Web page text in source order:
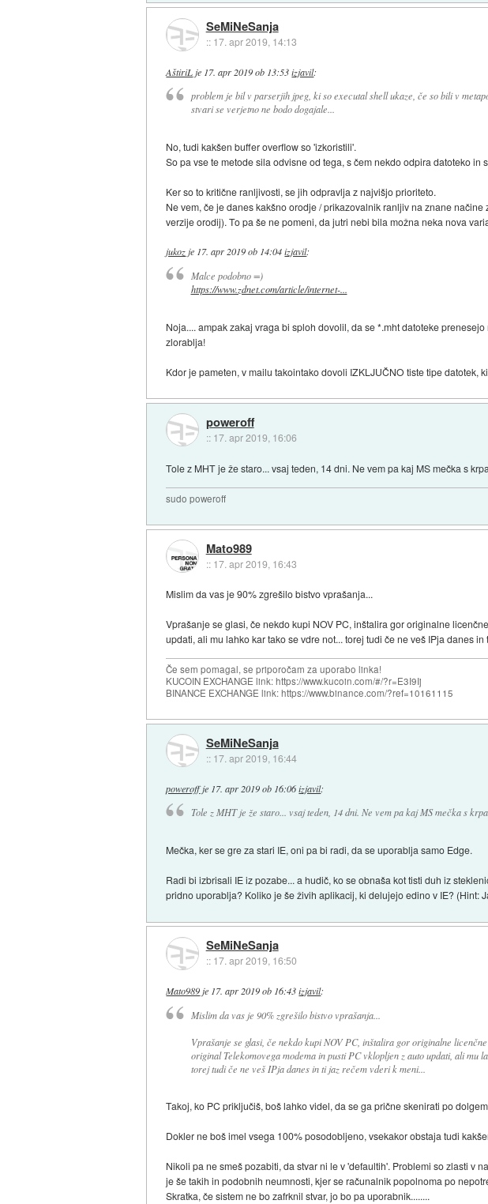
SeMiNeSanja
:: 17. apr 2019, 14:13
AštiriL je 17. apr 2019 ob 13:53 izjavil:
problem je bil v parserjih jpeg, ki so executal shell ukaze, če so bili v
stvari se verjetno ne bodo dogajale...
No, tudi kakšen buffer overflow so 'izkoristili'.
So pa vse te metode sila odvisne od tega, s čem nekdo odpira datoteko in
Ker so to kritične ranljivosti, se jih odpravlja z najvišjo prioriteto.
Ne vem, če je danes kakšno orodje / prikazovalnik ranljiv na znane
verzije orodij). To pa še ne pomeni, da jutri nebi bila možna neka nova
jukozje 17. apr 2019 ob 14:04 izjavil:
Malce podobno =)
https://www.zdnet.com/article/internet-...
Noja.... ampak zakaj vraga bi sploh dovolil, da se *.mht datoteke
zlorablja!
Kdor je pameten, v mailu takointako dovoli IZKLJUČNO tiste tipe
poweroff
:: 17. apr 2019, 16:06
Tole z MHT je že staro... vsaj teden, 14 dni. Ne vem pa kaj MS mečka s
sudo poweroff
Mato989
:: 17. apr 2019, 16:43
Mislim da vas je 90% zgrešilo bistvo vprašanja...
Vprašanje se glasi, če nekdo kupi NOV PC, inštalira gor originalne
updati, ali mu lahko kar tako se vdre not... torej tudi če ne veš IPja danes in
Če sem pomagal, se priporočam za uporabo linka!
KUCOIN EXCHANGE link: https://www.kucoin.com/#/?r=E3I9Ij
BINANCE EXCHANGE link: https://www.binance.com/?ref=10161115
SeMiNeSanja
:: 17. apr 2019, 16:44
poweroffje 17. apr 2019 ob 16:06 izjavil:
Tole z MHT je že staro... vsaj teden, 14 dni. Ne vem pa kaj MS mečka s
Mečka, ker se gre za stari IE, oni pa bi radi, da se uporablja samo Edge.
Radi bi izbrisali IE iz pozabe... a hudič, ko se obnaša kot tisti duh iz
pridno uporablja? Koliko je še živih aplikacij, ki delujejo edino v IE? (Hint:
SeMiNeSanja
:: 17. apr 2019, 16:50
Mato989 je 17. apr 2019 ob 16:43 izjavil:
Mislim da vas je 90% zgrešilo bistvo vprašanja...
Vprašanje se glasi, če nekdo kupi NOV PC, inštalira gor originalne
original Telekomovega modema in pusti PC vklopljen z auto updati, ali mu
torej tudi če ne veš IPja danes in ti jaz rečem vderi k meni...
Takoj, ko PC priključiš, boš lahko videl, da se ga prične skenirati po
Dokler ne boš imel vsega 100% posodobljeno, vsekakor obstaja tudi
Nikoli pa ne smeš pozabiti, da stvar ni le v 'defaultih'. Problemi so zlasti v
je še takih in podobnih neumnosti, kjer se računalnik popolnoma po
Skratka, če sistem ne bo zafrknil stvar, jo bo pa uporabnik........